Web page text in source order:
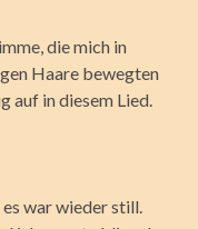
die mich in
Haare bewegten
auf in diesem Lied.
war wieder still.